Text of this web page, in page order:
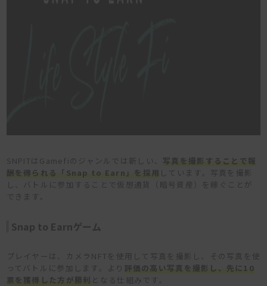
SNPITはGamefiのジャンルでは新しい、 写真を撮影することで報
酬を得られる「Snap to Earn」を採用 しています。写真を撮影
し、バトルに参加することで仮想通貨（暗号資産）を稼ぐことが
できます。
Snap to Earnゲーム
プレイヤーは、カメラNFTを使用して写真を撮影し、その写真を使
ってバトルに参加します。より 評価の高い写真を撮影し、先に10
票を獲得した方が勝利 となる仕組みです。